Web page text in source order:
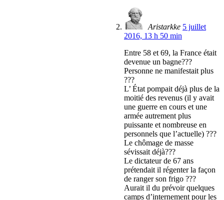
Aristarkke 5 juillet
2016, 13 h 50 min
Entre 58 et 69, la France était
devenue un bagne???
Personne ne manifestait plus
???
L’ État pompait déjà plus de la
moitié des revenus (il y avait
une guerre en cours et une
armée autrement plus
puissante et nombreuse en
personnels que l’actuelle) ???
Le chômage de masse
sévissait déjà???
Le dictateur de 67 ans
prétendait il régenter la façon
de ranger son frigo ???
Aurait il du prévoir quelques
camps d’internement pour les